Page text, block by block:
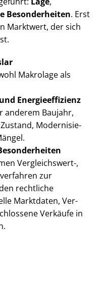
Besonderheiten. Erst
Marktwert, der sich
Makrolage als
En­er­gie­ef­fi­zi­enz
anderem Baujahr,
Mo­der­ni­sie­
Vergleichswert-,
zur
rechtliche
Marktdaten, Ver­
Verkäufe in